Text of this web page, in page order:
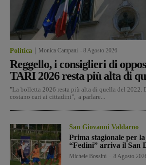
Politica Monica Campani 8 Agosto 2026
Reggello, i consiglieri di
TARI 2026 resta più alta di
"La bolletta 2026 resta più alta di quella del 2022.
costano cari ai cittadini", a parlare...
San Giovanni Valdarno
Prima stagionale per
“Fedini” arriva il San
Michele Bossini 8 Agosto